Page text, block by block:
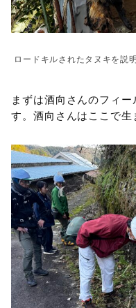
ロードキルされたタヌキを
まずは酒向さんのフィ
す。酒向さんはここで生